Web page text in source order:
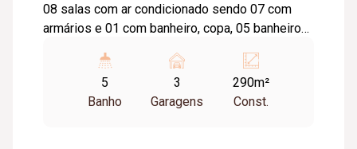
08 salas com ar condicionado sendo 07 com
armários e 01 com banheiro, copa, 05 banheiros
03 vagas de estacionamento frontal. Apróx.
5
Banho
3
Garagens
290m²
Const.